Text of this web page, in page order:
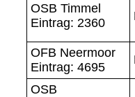
OSB Timmel
Eintrag: 2360
OFB Neermoor
Eintrag: 4695
OSB